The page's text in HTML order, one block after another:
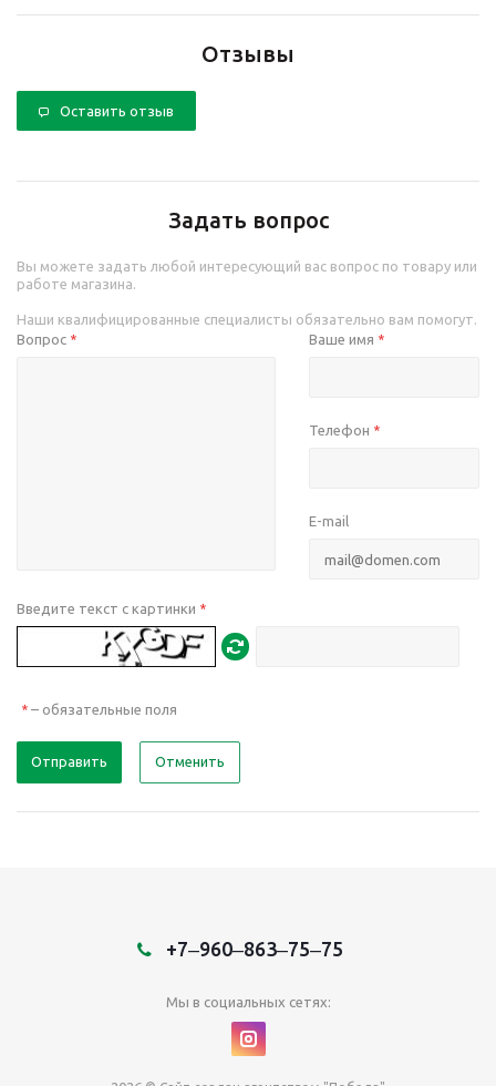
Отзывы
Оставить отзыв
Задать вопрос
Вы можете задать любой интересующий вас вопрос по товару или
работе магазина.
Наши квалифицированные специалисты обязательно вам помогут.
Вопрос * Ваше имя *
Телефон *
E-mail
Введите текст с картинки *
* – обязательные поля
Отправить Отменить
+7‒960‒863‒75‒75
Мы в социальных сетях: